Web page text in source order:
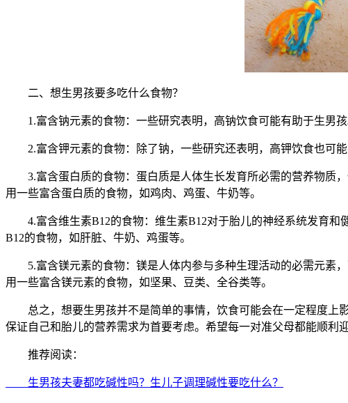
二、想生男孩要多吃什么食物？
1.富含钠元素的食物：一些研究表明，高钠饮食可能有助于生男孩
2.富含钾元素的食物：除了钠，一些研究还表明，高钾饮食也可能
3.富含蛋白质的食物：蛋白质是人体生长发育所必需的营养物质，
用一些富含蛋白质的食物，如鸡肉、鸡蛋、牛奶等。
4.富含维生素B12的食物：维生素B12对于胎儿的神经系统发育和
B12的食物，如肝脏、牛奶、鸡蛋等。
5.富含镁元素的食物：镁是人体内参与多种生理活动的必需元素，
用一些富含镁元素的食物，如坚果、豆类、全谷类等。
总之，想要生男孩并不是简单的事情，饮食可能会在一定程度上
保证自己和胎儿的营养需求为首要考虑。希望每一对准父母都能顺利
推荐阅读：
生男孩夫妻都吃碱性吗？生儿子调理碱性要吃什么？